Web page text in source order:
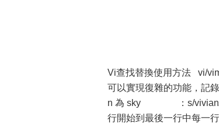
Vi查找替換使用方法 vi/
可以實現復雜的功能，
n 為 sky ：s/vivian/
行開始到最後一行中每